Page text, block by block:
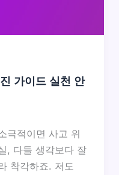
가이드 실천 안
극적이면 사고 위
, 다들 생각보다 잘
착각하죠. 저도